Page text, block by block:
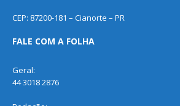
CEP: 87200-181 – Cianorte – PR
FALE COM A FOLHA
Geral:
44 3018 2876